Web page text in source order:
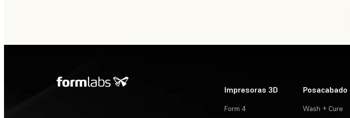
Impresoras 3D
Form 4
Posacabado
Wash + Cure